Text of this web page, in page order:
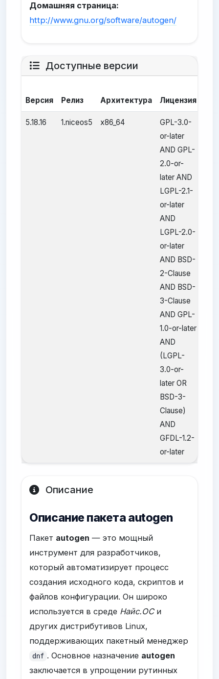
Домашняя страница:
http://www.gnu.org/software/autogen/
Доступные версии
Версия Релиз Архитектура Лицензия
5.18.16 1.niceos5 x86_64
GPL-3.0-
or-later
AND GPL-
2.0-or-
later AND
LGPL-2.1-
or-later
AND
LGPL-2.0-
or-later
AND BSD-
2-Clause
AND BSD-
3-Clause
AND GPL-
1.0-or-later
AND
(LGPL-
3.0-or-
later OR
BSD-3-
Clause)
AND
GFDL-1.2-
or-later
Описание
Описание пакета autogen
Пакет autogen — это мощный
инструмент для разработчиков,
который автоматизирует процесс
создания исходного кода, скриптов и
файлов конфигурации. Он широко
используется в среде Найс.ОСи
других дистрибутивов Linux,
поддерживающих пакетный менеджер
dnf . Основное назначение autogen
заключается в упрощении рутинных